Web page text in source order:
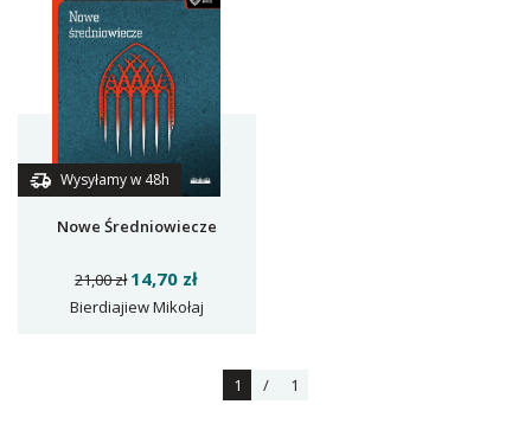
Wysyłamy w 48h
Nowe Średniowiecze
21,00 zł 14,70 zł
Bierdiajiew Mikołaj
1 / 1